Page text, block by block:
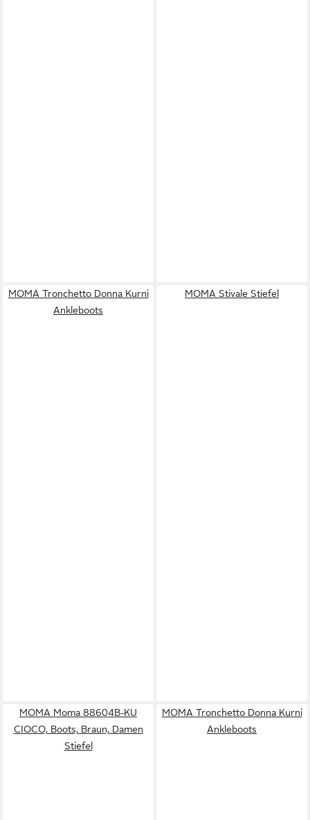
MOMA Tronchetto Donna Kurni
Ankleboots
MOMA Stivale Stiefel
MOMA Moma 88604B-KU
CIOCO, Boots, Braun, Damen
Stiefel
MOMA Tronchetto Donna Kurni
Ankleboots